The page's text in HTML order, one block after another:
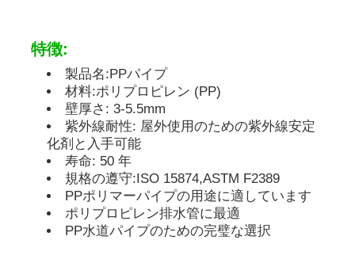
PP広告ボード
プラスチックPPシート
PPSボード
難燃性ポリプロピレンシート
特徴:
製品名:PPパイプ
材料:ポリプロピレン (PP)
壁厚さ: 3-5.5mm
紫外線耐性: 屋外使用のための紫外線安定
化剤と入手可能
寿命: 50 年
規格の遵守:ISO 15874,ASTM F2389
PPポリマーパイプの用途に適しています
ポリプロピレン排水管に最適
PP水道パイプのための完璧な選択